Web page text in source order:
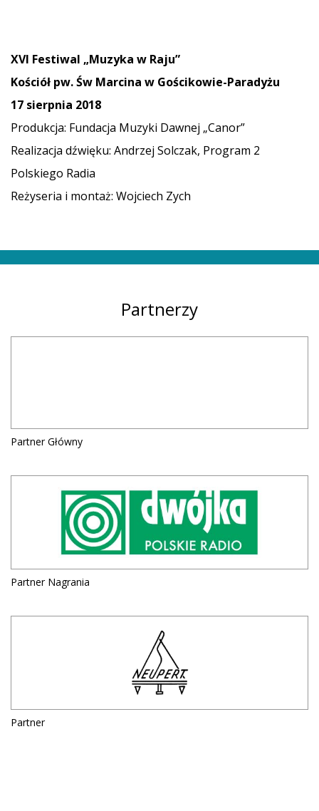
XVI Festiwal „Muzyka w Raju”
Kościół pw. Św Marcina w Gościkowie-Paradyżu
17 sierpnia 2018
Produkcja: Fundacja Muzyki Dawnej „Canor”
Realizacja dźwięku: Andrzej Solczak, Program 2
Polskiego Radia
Reżyseria i montaż: Wojciech Zych
Partnerzy
Partner Główny
Partner Nagrania
Partner